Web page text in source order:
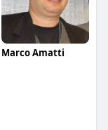
Marco Amatti